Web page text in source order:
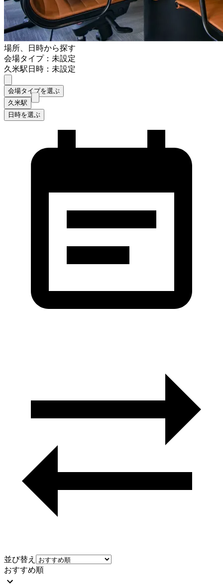
場所、日時から探す
会場タイプ：未設定
久米駅日時：未設定
会場タイプを選ぶ
久米駅
日時を選ぶ
並び替え
おすすめ順